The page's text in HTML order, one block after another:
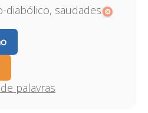
diabólico, saudades
palavras